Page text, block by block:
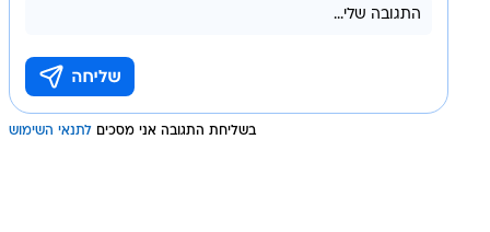
בשליחת התגובה אני מסכים לתנאי השימוש